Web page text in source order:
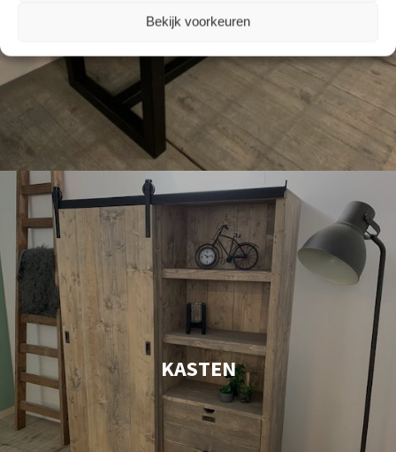
Bekijk voorkeuren
ZITTEN
KASTEN